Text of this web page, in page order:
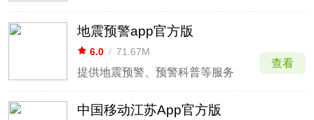
地震预警app官方版
6.0 / 71.67M
提供地震预警、预警科普等服务
查看
中国移动江苏App官方版